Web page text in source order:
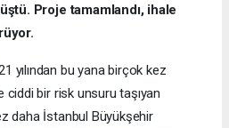
Proje tamamlandı, ihale
yılından bu yana birçok kez
bir risk unsuru taşıyan
daha İstanbul Büyükşehir